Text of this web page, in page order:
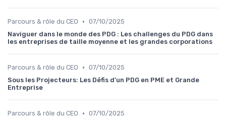
Parcours & rôle du CEO • 07/10/2025
Naviguer dans le monde des PDG : Les challenges du PDG dans
les entreprises de taille moyenne et les grandes corporations
Parcours & rôle du CEO • 07/10/2025
Sous les Projecteurs: Les Défis d'un PDG en PME et Grande
Entreprise
Parcours & rôle du CEO • 07/10/2025